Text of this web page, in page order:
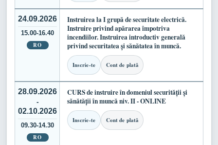
24.09.2026
15.00-16.40
RO
Instruirea la I grupă de securitate electrică.
Instruire privind apărarea împotriva
incendiilor. Instruirea introductiv generală
privind securitatea și sănătatea în muncă.
Inscrie-te Cont de plată
28.09.2026
-
02.10.2026
09.30-14.30
RO
CURS de instruire în domeniul securității și
sănătății în muncă niv. II - ONLINE
Inscrie-te Cont de plată